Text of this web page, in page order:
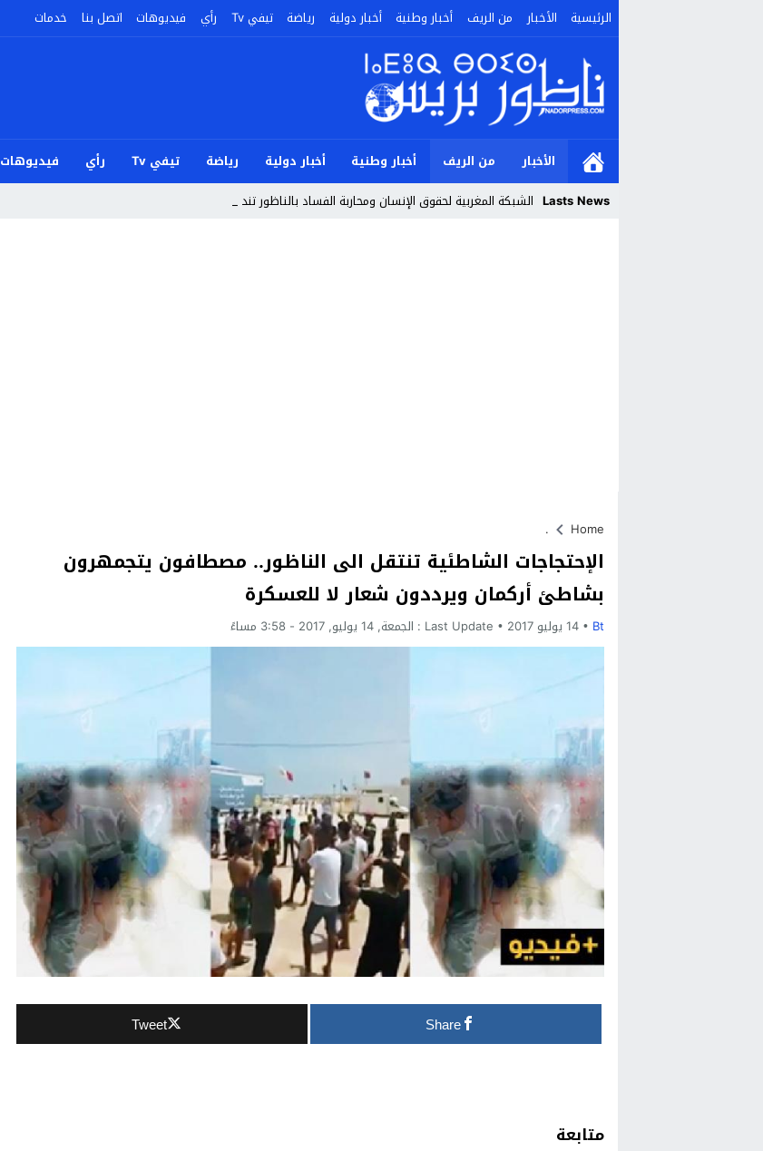
الرئيسية الأخبار من الريف أخبار وطنية أخبار دولية رياضة تيفي Tv رأي فيديوهات اتصل بنا خدمات
الأخبار من الريف أخبار وطنية أخبار دولية رياضة تيفي Tv رأي فيديوهات
Lasts News الشبكة المغربية لحقوق الإنسان ومحاربة الفساد بالناظور تندد بأحداث سب_
Home
.
الإحتجاجات الشاطئية تنتقل الى الناظور.. مصطافون يتجمهرون
بشاطئ أركمان ويرددون شعار لا للعسكرة
Bt 14 يوليو 2017 Last Update : الجمعة, 14 يوليو, 2017 - 3:58 مساءً
Share
Tweet
متابعة